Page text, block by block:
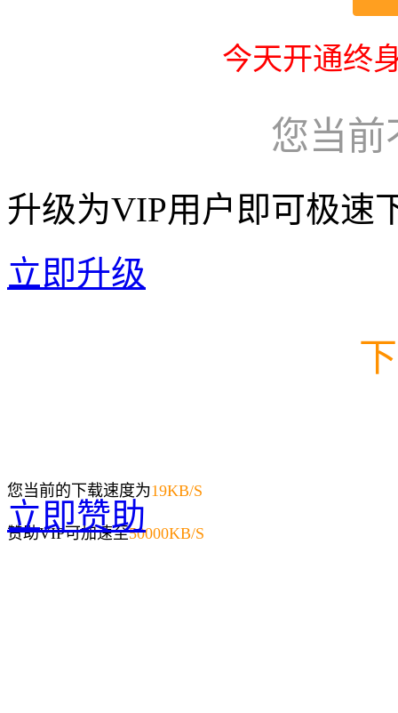
今天开通终
您当前
升级为VIP用户即可极速
立即升级
您当前的下载速度为19KB/S
赞助VIP可加速至50000KB/S
立即赞助